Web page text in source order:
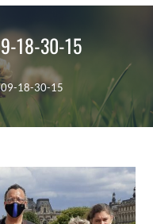
18-30-15
18-30-15